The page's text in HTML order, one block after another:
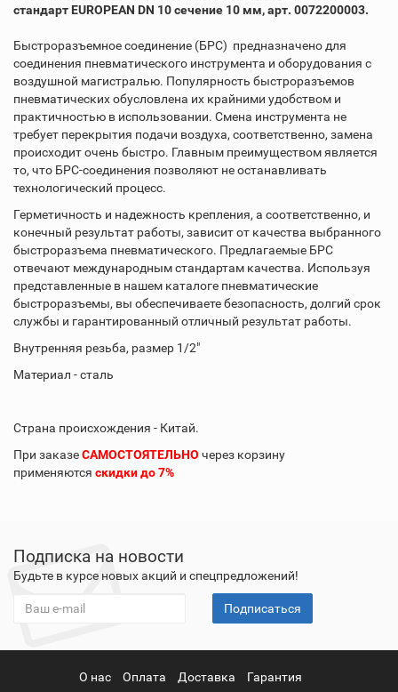
стандарт EUROPEAN DN 10 сечение 10 мм, арт. 0072200003.
Быстроразъемное соединение (БРС) предназначено для
соединения пневматического инструмента и оборудования с
воздушной магистралью. Популярность быстроразъемов
пневматических обусловлена их крайними удобством и
практичностью в использовании. Смена инструмента не
требует перекрытия подачи воздуха, соответственно, замена
происходит очень быстро. Главным преимуществом является
то, что БРС-соединения позволяют не останавливать
технологический процесс.
Герметичность и надежность крепления, а соответственно, и
конечный результат работы, зависит от качества выбранного
быстроразъема пневматического. Предлагаемые БРС
отвечают международным стандартам качества. Используя
представленные в нашем каталоге пневматические
быстроразъемы, вы обеспечиваете безопасность, долгий срок
службы и гарантированный отличный результат работы.
Внутренняя резьба, размер 1/2"
Материал - сталь
Страна происхождения - Китай.
При заказеСАМОСТОЯТЕЛЬНО через корзину
применяются скидки до 7%
Подписка на новости
Будьте в курсе новых акций и спецпредложений!
Подписаться
О нас Оплата Доставка Гарантия